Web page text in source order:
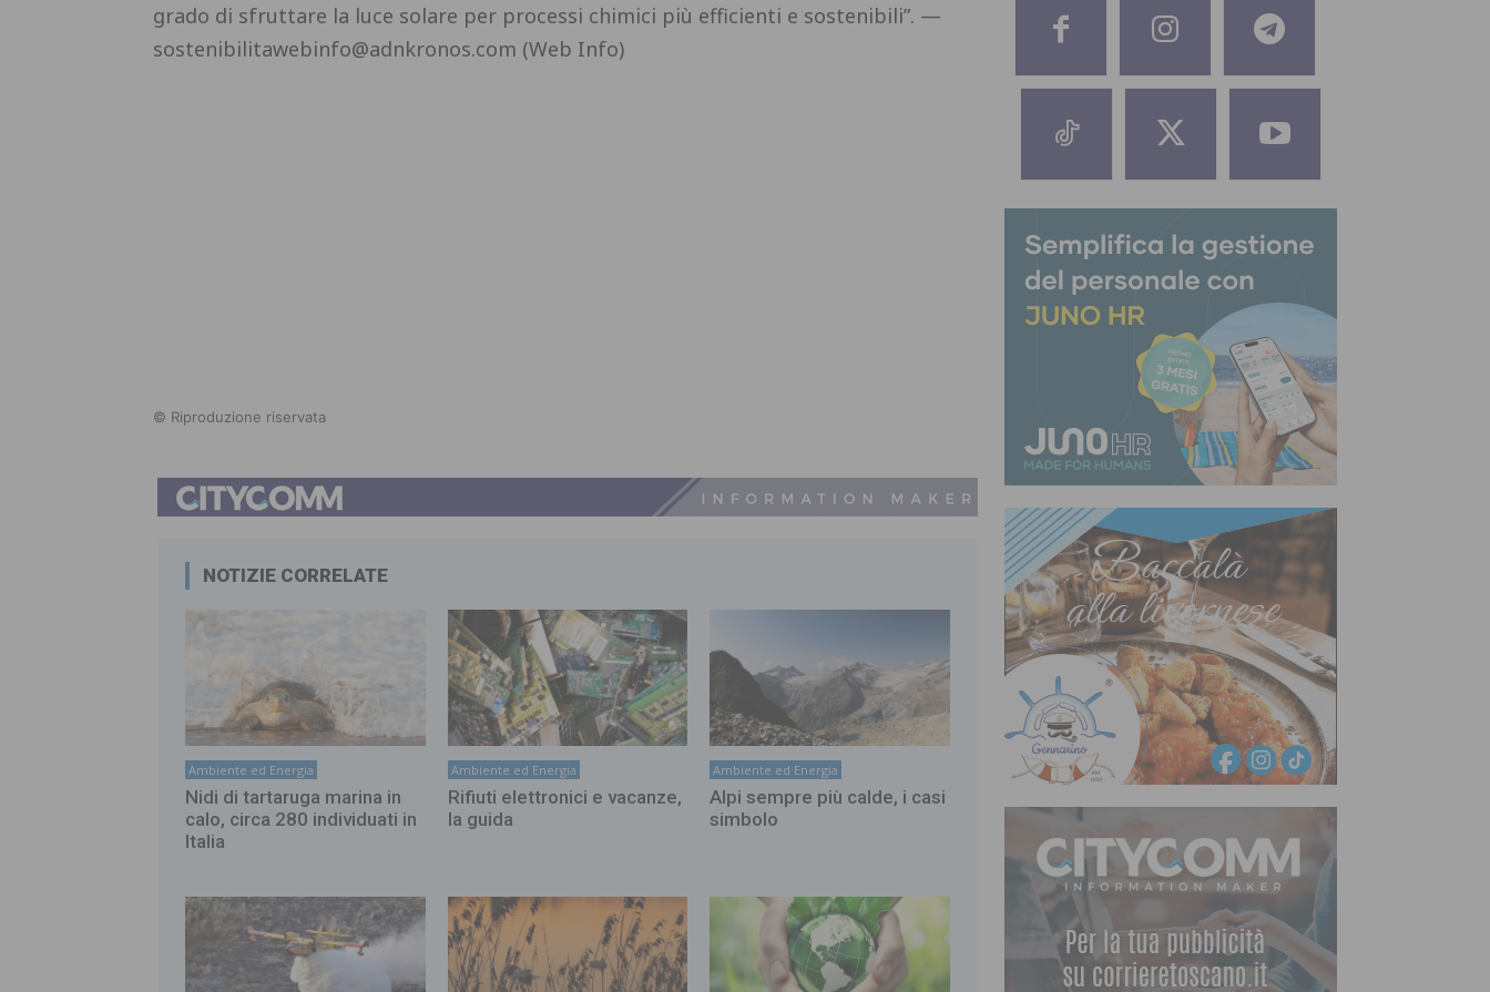
grado di sfruttare la luce solare per processi chimici più efficienti e sostenibili”. —
sostenibilitawebinfo@adnkronos.com (Web Info)
© Riproduzione riservata
NOTIZIE CORRELATE
Ambiente ed Energia
Nidi di tartaruga marina in
calo, circa 280 individuati in
Italia
Ambiente ed Energia
Rifiuti elettronici e vacanze,
la guida
Ambiente ed Energia
Alpi sempre più calde, i casi
simbolo